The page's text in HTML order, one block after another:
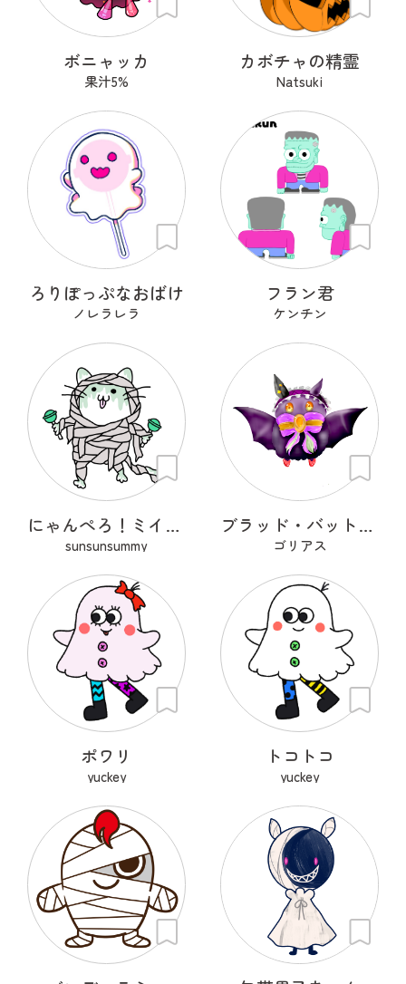
ボニャッカ
果汁5%
カボチャの精霊
Natsuki
ろりぽっぷなおばけ
ノレラレラ
フラン君
ケンチン
にゃんぺろ！ミイラッ
sunsunsummy
ブラッド・バット・ガブリエラ
ゴリアス
ポワリ
yuckey
トコトコ
yuckey